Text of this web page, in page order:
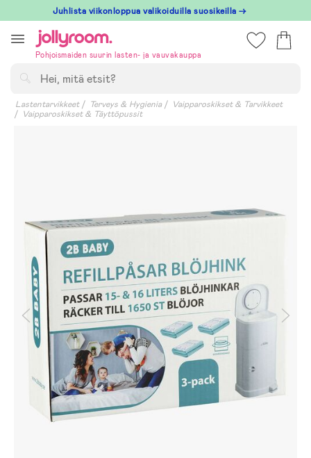
till
innehållet
Juhlista viikonloppua valikoiduilla suosikeilla →
Pohjoismaiden suurin lasten- ja vauvakauppa
Lastentarvikkeet Terveys & Hygienia
Vaipparoskikset & Tarvikkeet
Vaipparoskikset & Täyttöpussit